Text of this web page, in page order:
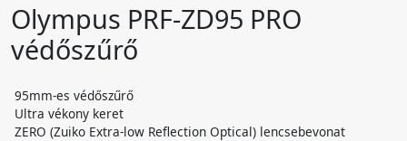
Olympus PRF-ZD95 PRO
védőszűrő
95mm-es védőszűrő
Ultra vékony keret
ZERO (Zuiko Extra-low Reflection Optical) lencsebevonat